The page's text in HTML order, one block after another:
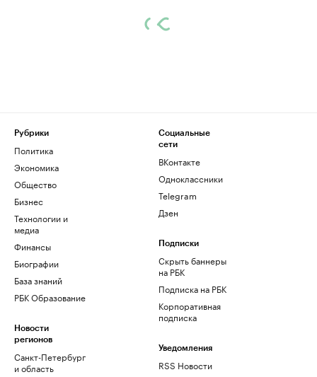
Рубрики
Политика
Экономика
Общество
Бизнес
Технологии и
медиа
Финансы
Биографии
База знаний
РБК Образование
Новости
регионов
Санкт-Петербург
и область
Социальные
сети
ВКонтакте
Одноклассники
Telegram
Дзен
Подписки
Скрыть баннеры
на РБК
Подписка на РБК
Корпоративная
подписка
Уведомления
RSS Новости